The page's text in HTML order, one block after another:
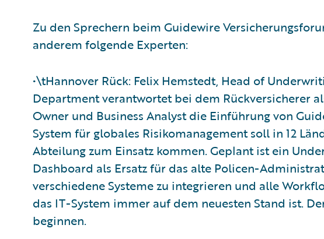
Zu den Sprechern beim Guidewire
anderem folgende Experten:
•\tHannover Rück: Felix Hemstedt, Head of
Department verantwortet bei dem Rückversicherer
Owner und Business Analyst die Einführung von
System für globales Risikomanagement soll in 12
Abteilung zum Einsatz kommen. Geplant ist ein
Dashboard als Ersatz für das alte Policen-
verschiedene Systeme zu integrieren und alle
das IT-System immer auf dem neuesten Stand ist.
beginnen.